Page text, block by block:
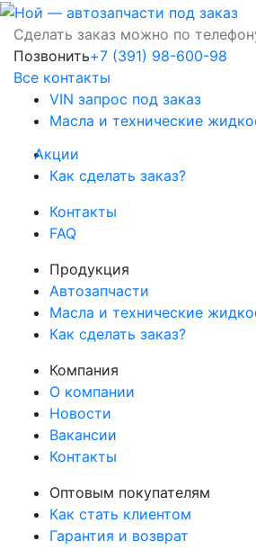
Сделать заказ можно по
Позвонить+7 (391) 98-600-98
Все контакты
VIN запрос под заказ
Масла и технические
Акции
Как сделать заказ?
Контакты
FAQ
Продукция
Автозапчасти
Масла и технические
Как сделать заказ?
Компания
О компании
Новости
Вакансии
Контакты
Оптовым покупателям
Как стать клиентом
Гарантия и возврат